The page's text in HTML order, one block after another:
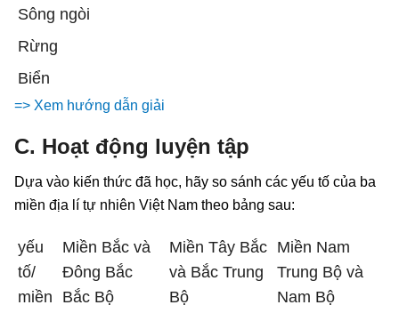
Sông ngòi
Rừng
Biển
=> Xem hướng dẫn giải
C. Hoạt động luyện tập
Dựa vào kiến thức đã học, hãy so sánh các yếu tố của ba
miền địa lí tự nhiên Việt Nam theo bảng sau:
yếu
tố/
miền
Miền Bắc và
Đông Bắc
Bắc Bộ
Miền Tây Bắc
và Bắc Trung
Bộ
Miền Nam
Trung Bộ và
Nam Bộ